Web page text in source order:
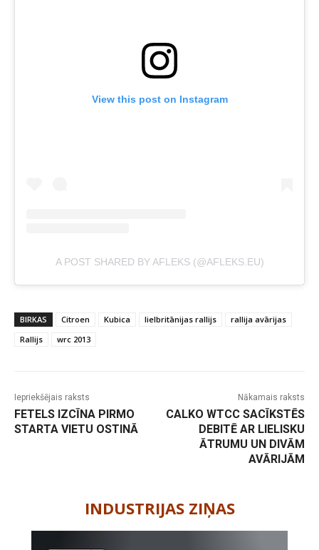
View this post on Instagram
A POST SHARED BY AFLEKS (@AFLEKS.EU)
BIRKAS Citroen Kubica lielbritānijas rallijs
rallija avārijas
Rallijs
wrc 2013
Iepriekšējais raksts
FETELS IZCĪNA PIRMO
STARTA VIETU OSTINĀ
Nākamais raksts
CALKO WTCC SACĪKSTĒS
DEBITĒ AR LIELISKU
ĀTRUMU UN DIVĀM
AVĀRIJĀM
INDUSTRIJAS ZIŅAS